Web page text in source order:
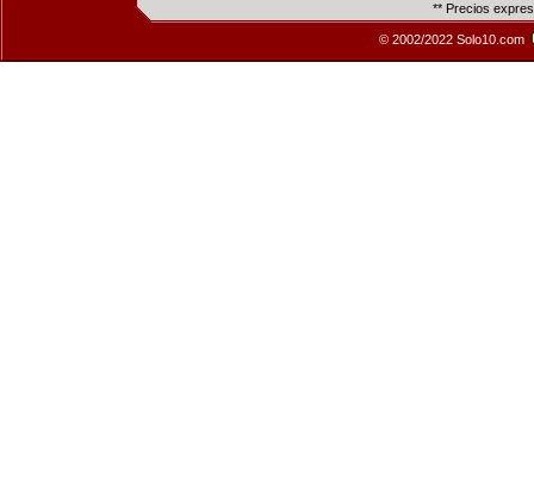
** Precios
© 2002/2022 Solo10.com